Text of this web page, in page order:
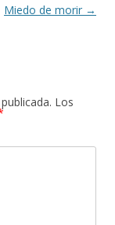
Miedo de morir →
Los